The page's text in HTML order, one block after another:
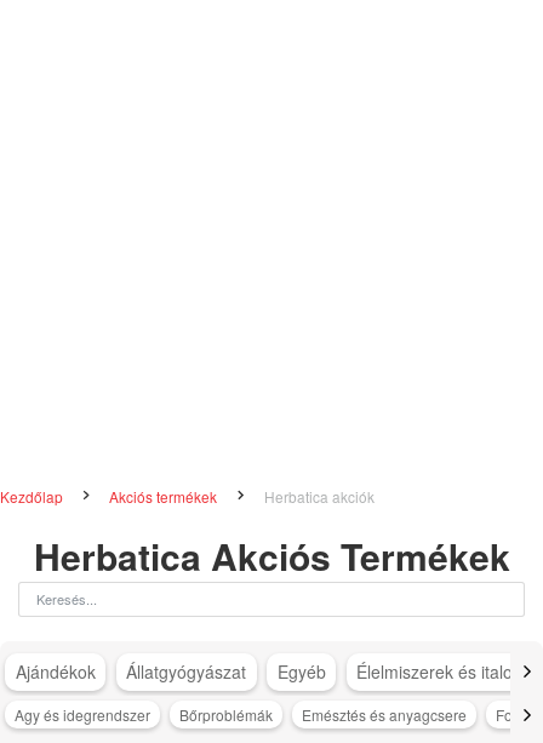
Kezdőlap Akciós termékek Herbatica akciók
Herbatica Akciós Termékek
Ajándékok Állatgyógyászat Egyéb Élelmiszerek és italok
Agy és idegrendszer Bőrproblémák Emésztés és anyagcsere